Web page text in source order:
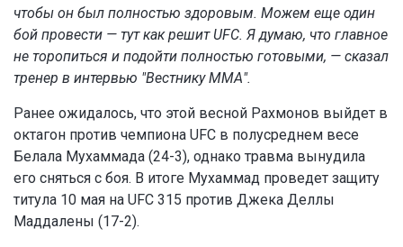
чтобы он был полностью здоровым. Можем еще один
бой провести — тут как решит UFC. Я думаю, что главное
не торопиться и подойти полностью готовыми, — сказал
тренер в интервью "Вестнику ММА".
Ранее ожидалось, что этой весной Рахмонов выйдет в
октагон против чемпиона UFC в полусреднем весе
Белала Мухаммада (24-3), однако травма вынудила
его сняться с боя. В итоге Мухаммад проведет защиту
титула 10 мая на UFC 315 против Джека Деллы
Маддалены (17-2).